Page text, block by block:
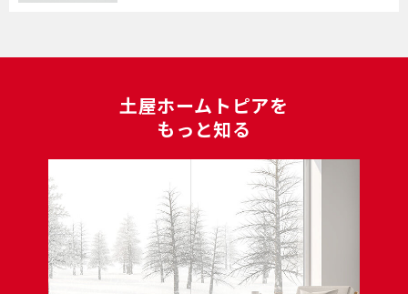
⼟屋ホームトピアを
もっと知る